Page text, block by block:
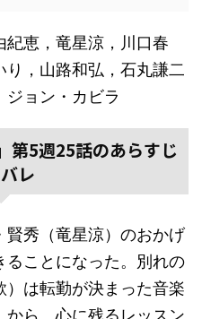
紀恵，竜星涼，川口春
，山路和弘，石丸謙二
ジョン・カビラ
第5週25話のあらすじ
レ
秀（竜星涼）のおかげ
ることになった。別れの
は転勤が決まった音楽
ら、心に残るレッスン